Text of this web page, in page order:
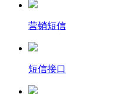
营销短信
短信接口